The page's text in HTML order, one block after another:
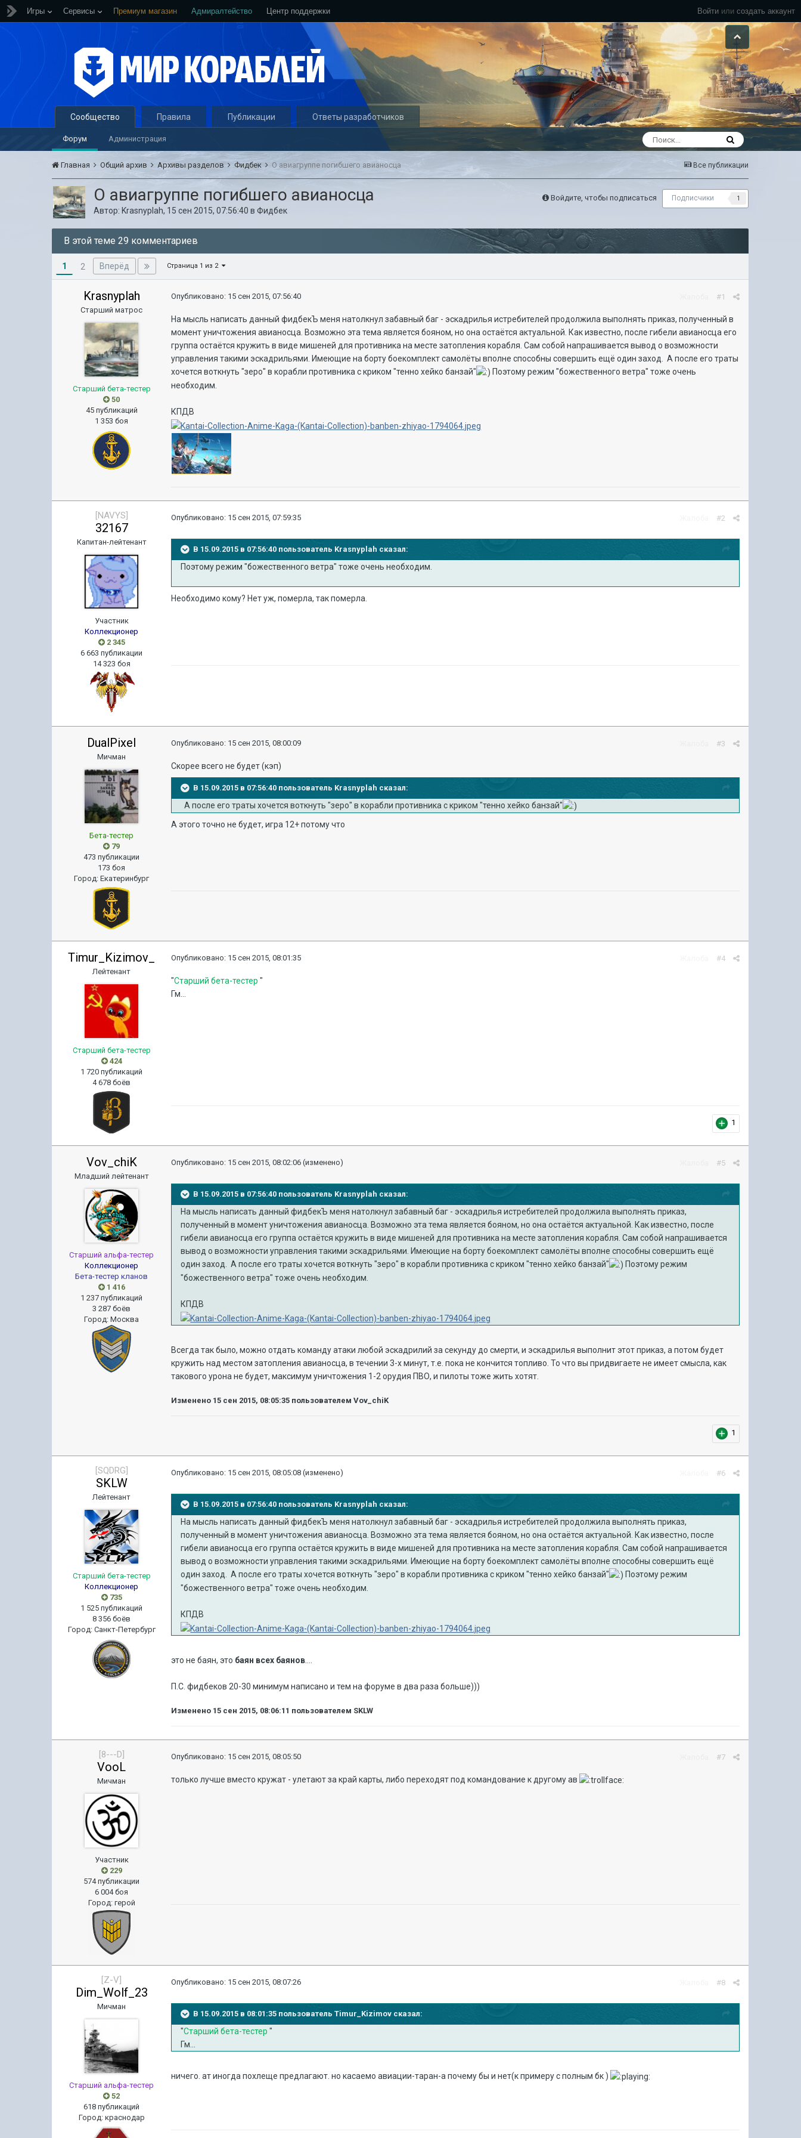
Войти или создать аккаунт
Игры Сервисы Премиум магазин Адмиралтейство Центр поддержки
Сообщество
Форум Администрация
Правила Публикации Ответы разработчиков
Все публикации
Главная Общий архив Архивы разделов Фидбек О авиагруппе погибшего авианосца
Войдите, чтобы подписаться Подписчики 1
О авиагруппе погибшего авианосца
Автор: Krasnyplah, 15 сен 2015, 07:56:40 вФидбек
В этой теме 29 комментариев
1 2 Вперёд Страница 1 из 2
Krasnyplah
Старший матрос
Старший бета-тестер
50
45 публикаций
1 353 боя
#1
Опубликовано: 15 сен 2015, 07:56:40
На мысль написать данный фидбекЪ меня натолкнул забавный баг - эскадрилья истребителей продолжила выполнять приказ, полученный в
момент уничтожения авианосца. Возможно эта тема является бояном, но она остаётся актуальной. Как известно, после гибели авианосца его
группа остаётся кружить в виде мишеней для противника на месте затопления корабля. Сам собой напрашивается вывод о возможности
управления такими эскадрильями. Имеющие на борту боекомплект самолёты вполне способны совершить ещё один заход. А после его траты
хочется воткнуть "зеро" в корабли противника с криком "тенно хейко банзай"
Поэтому режим "божественного ветра" тоже очень
необходим.
КПДВ
[NAVYS]
32167
Капитан-лейтенант
Участник
Коллекционер
2 345
6 663 публикации
14 323 боя
#2
Опубликовано: 15 сен 2015, 07:59:35
В 15.09.2015 в 07:56:40 пользователь Krasnyplah сказал:
Поэтому режим "божественного ветра" тоже очень необходим.
Необходимо кому? Нет уж, померла, так померла.
DualPixel
Мичман
Бета-тестер
79
473 публикации
173 боя
Город:Екатеринбург
#3
Опубликовано: 15 сен 2015, 08:00:09
Скорее всего не будет (кэп)
В 15.09.2015 в 07:56:40 пользователь Krasnyplah сказал:
А после его траты хочется воткнуть "зеро" в корабли противника с криком "тенно хейко банзай"
А этого точно не будет, игра 12+ потому что
Timur_Kizimov_
Лейтенант
Старший бета-тестер
424
1 720 публикаций
4 678 боёв
#4
Опубликовано: 15 сен 2015, 08:01:35
"Старший бета-тестер"
Гм...
1
Vov_chiK
Младший лейтенант
Старший альфа-тестер
Коллекционер
Бета-тестер кланов
1 416
1 237 публикаций
3 287 боёв
Город:Москва
#5
Опубликовано: 15 сен 2015, 08:02:06 (изменено)
В 15.09.2015 в 07:56:40 пользователь Krasnyplah сказал:
На мысль написать данный фидбекЪ меня натолкнул забавный баг - эскадрилья истребителей продолжила выполнять приказ,
полученный в момент уничтожения авианосца. Возможно эта тема является бояном, но она остаётся актуальной. Как известно, после
гибели авианосца его группа остаётся кружить в виде мишеней для противника на месте затопления корабля. Сам собой напрашивается
вывод о возможности управления такими эскадрильями. Имеющие на борту боекомплект самолёты вполне способны совершить ещё
один заход. А после его траты хочется воткнуть "зеро" в корабли противника с криком "тенно хейко банзай"
Поэтому режим
"божественного ветра" тоже очень необходим.
КПДВ
Всегда так было, можно отдать команду атаки любой эскадрилий за секунду до смерти, и эскадрилья выполнит этот приказ, а потом будет
кружить над местом затопления авианосца, в течении 3-х минут, т.е. пока не кончится топливо. То что вы придвигаете не имеет смысла, как
такового урона не будет, максимум уничтожения 1-2 орудия ПВО, и пилоты тоже жить хотят.
Изменено 15 сен 2015, 08:05:35 пользователем Vov_chiK
1
[SQDRG]
SKLW
Лейтенант
Старший бета-тестер
Коллекционер
735
1 525 публикаций
8 356 боёв
Город: Санкт-Петербург
#6
Опубликовано: 15 сен 2015, 08:05:08 (изменено)
В 15.09.2015 в 07:56:40 пользователь Krasnyplah сказал:
На мысль написать данный фидбекЪ меня натолкнул забавный баг - эскадрилья истребителей продолжила выполнять приказ,
полученный в момент уничтожения авианосца. Возможно эта тема является бояном, но она остаётся актуальной. Как известно, после
гибели авианосца его группа остаётся кружить в виде мишеней для противника на месте затопления корабля. Сам собой напрашивается
вывод о возможности управления такими эскадрильями. Имеющие на борту боекомплект самолёты вполне способны совершить ещё
один заход. А после его траты хочется воткнуть "зеро" в корабли противника с криком "тенно хейко банзай"
Поэтому режим
"божественного ветра" тоже очень необходим.
КПДВ
это не баян, это баян всех баянов
П.С. фидбеков 20-30 минимум написано и тем на форуме в два раза больше)))
Изменено 15 сен 2015, 08:06:11 пользователем SKLW
[8---D]
VooL
Мичман
Участник
229
574 публикации
6 004 боя
Город: герой
#7
Опубликовано: 15 сен 2015, 08:05:50
только лучше вместо кружат - улетают за край карты, либо переходят под командование к другому ав
[Z-V]
Dim_Wolf_23
Мичман
Старший альфа-тестер
52
618 публикаций
Город: краснодар
#8
Опубликовано: 15 сен 2015, 08:07:26
В 15.09.2015 в 08:01:35 пользователь Timur_Kizimov сказал:
"Старший бета-тестер"
Гм...
ничего. ат иногда похлеще предлагают. но касаемо авиации-таран-а почему бы и нет(к примеру с полным бк )